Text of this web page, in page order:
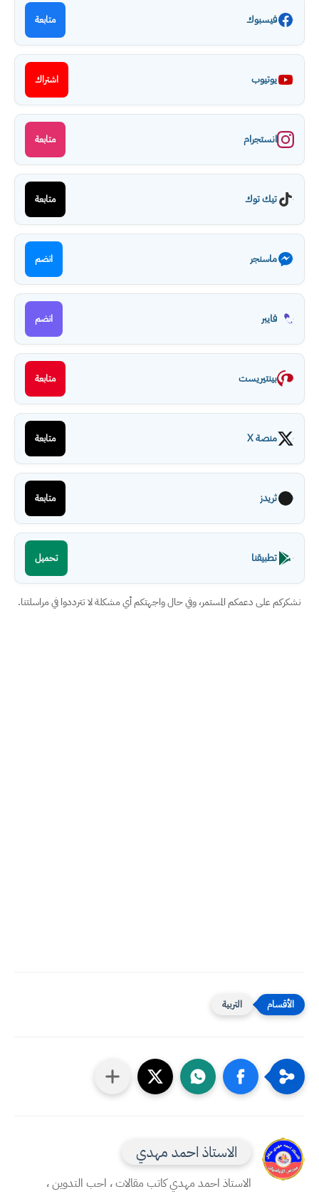
فيسبوك متابعة
يوتيوب اشتراك
انستجرام متابعة
تيك توك متابعة
ماسنجر انضم
فايبر انضم
بينتيريست متابعة
منصة X متابعة
ثريدز متابعة
تطبيقنا تحميل
نشكركم على دعمكم المستمر، وفي حال واجهتكم أي مشكلة لا تترددوا في مراسلتنا.
التربية
الاستاذ احمد مهدي
الاستاذ احمد مهدي كاتب مقالات ، احب التدوين ،